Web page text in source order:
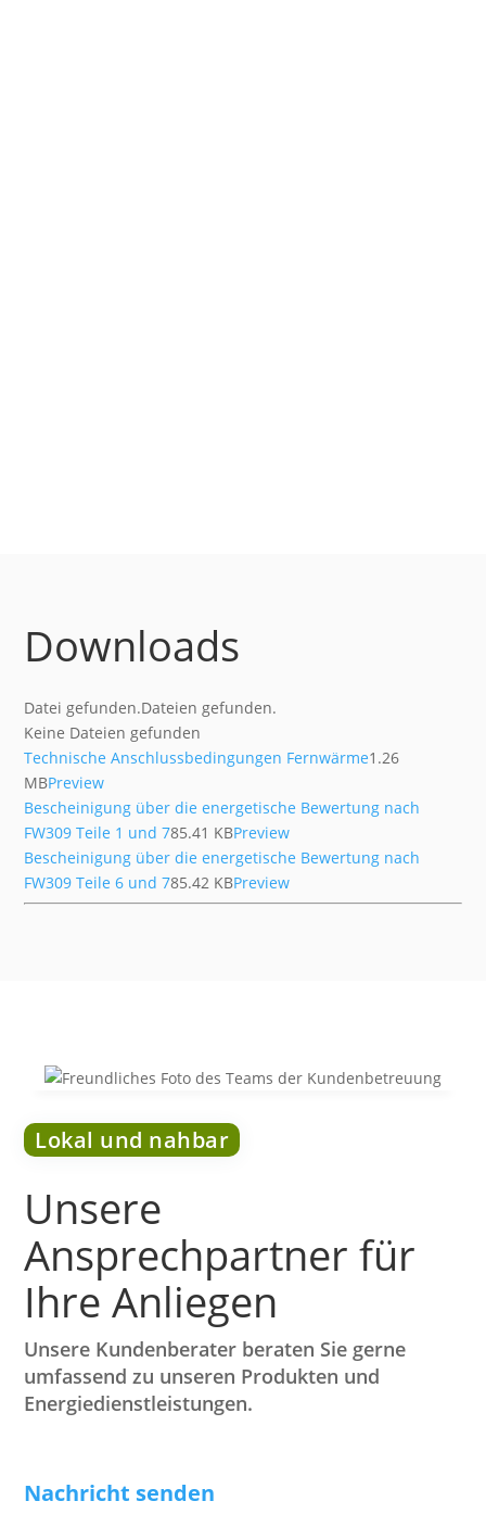
Downloads
Datei gefunden.Dateien gefunden.
Keine Dateien gefunden
Technische Anschlussbedingungen Fernwärme1.26
MBPreview
Bescheinigung über die energetische Bewertung nach
FW309 Teile 1 und 785.41 KBPreview
Bescheinigung über die energetische Bewertung nach
FW309 Teile 6 und 785.42 KBPreview
Lokal und nahbar
Unsere
Ansprechpartner für
Ihre Anliegen
Unsere Kundenberater beraten Sie gerne
umfassend zu unseren Produkten und
Energiedienstleistungen.
Nachricht senden